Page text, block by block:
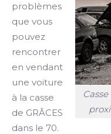
problèmes
que vous
pouvez
rencontrer
en vendant
une voiture
à la casse
de GRÂCES
dans le 70.